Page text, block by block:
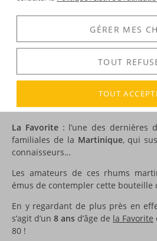
Voir tous les produits :La Favorite
DESCRIPTION
La Favorite: l’une des dernières
familiales de la Martinique, qui
connaisseurs…
Les amateurs de ces rhums
émus de contempler cette bouteille
En y regardant de plus près en
s’agit d’un 8 ans d’âge de la Favorite
80 !
GÉRER MES
TOUT
TOUT